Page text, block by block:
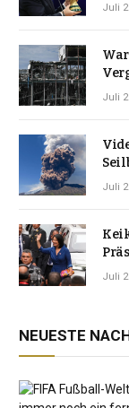
Juli
Juli
Juli
Juli
NEUESTE